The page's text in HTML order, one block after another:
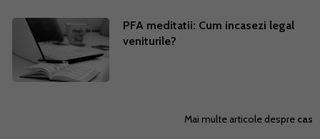
PFA meditatii: Cum incasezi legal
veniturile?
Mai multe articole despre cas